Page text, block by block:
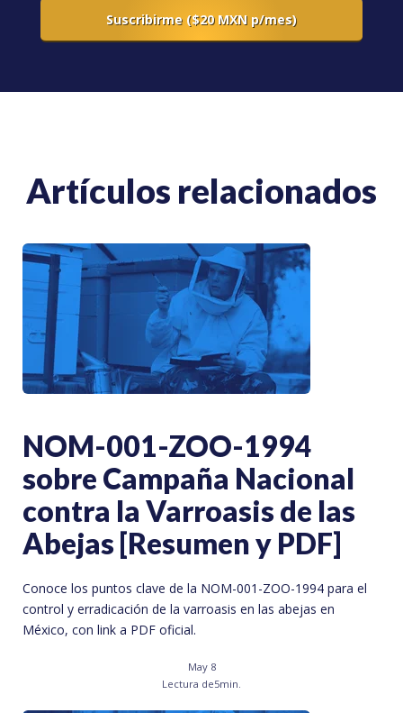
Artículos relacionados
NOM-001-ZOO-1994
sobre Campaña Nacional
contra la Varroasis de las
Abejas [Resumen y PDF]
Conoce los puntos clave de la NOM-001-ZOO-1994 para el
control y erradicación de la varroasis en las abejas en
México, con link a PDF oficial.
May 8
Lectura de5min.